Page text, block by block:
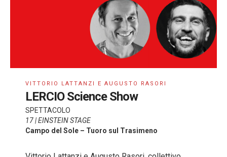
VITTORIO LATTANZI E AUGUSTO RASORI
LERCIO Science Show
SPETTACOLO
17 | EINSTEIN STAGE
Campo del Sole – Tuoro sul Trasimeno